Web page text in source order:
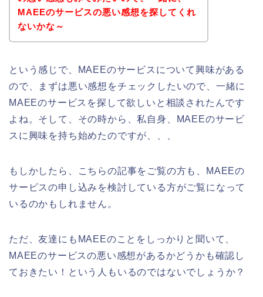
MAEEのサービスの悪い感想を探してくれ
ないかな～
という感じで、MAEEのサービスについて興味がある
ので、まずは悪い感想をチェックしたいので、一緒に
MAEEのサービスを探して欲しいと相談されたんです
よね。そして、その時から、私自身、MAEEのサービ
スに興味を持ち始めたのですが、、、
もしかしたら、こちらの記事をご覧の方も、MAEEの
サービスの申し込みを検討している方がご覧になって
いるのかもしれません。
ただ、友達にもMAEEのことをしっかりと聞いて、
MAEEのサービスの悪い感想があるかどうかも確認し
ておきたい！という人もいるのではないでしょうか？